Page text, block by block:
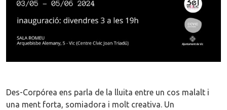
Des-Corpórea ens parla de la lluita entre un cos malalt i
una ment forta, somiadora i molt creativa. Un